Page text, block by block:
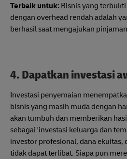
Terbaik untuk: Bisnis yang
dengan overhead rendah adalah
berhasil saat mengajukan
4. Dapatkan investasi
Investasi penyemaian
bisnis yang masih muda dengan
akan tumbuh dan memberikan
sebagai 'investasi keluarga dan
investor profesional, dana ekuitas,
tidak dapat terlibat. Siapa pun